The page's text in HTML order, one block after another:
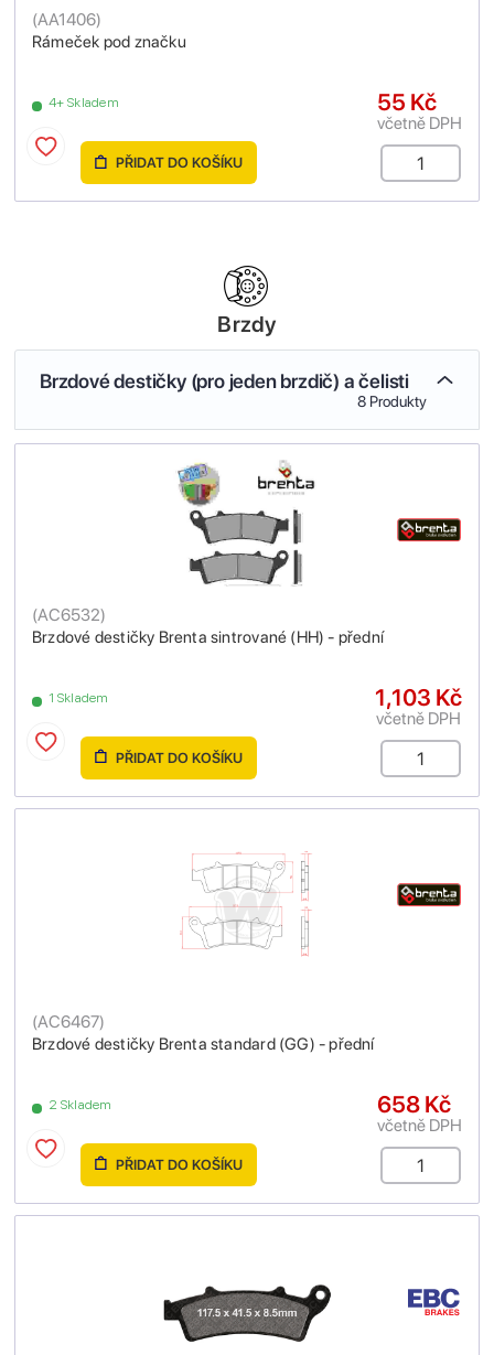
Rámeček pod značku
(AA1406)
4+ Skladem 55 Kč
včetně DPH
PŘIDAT DO KOŠÍKU
Brzdy
Brzdové destičky (pro jeden brzdič) a čelisti
8 Produkty
Brzdové destičky Brenta sintrované (HH) - přední
(AC6532)
1 Skladem 1,103 Kč
včetně DPH
PŘIDAT DO KOŠÍKU
Brzdové destičky Brenta standard (GG) - přední
(AC6467)
2 Skladem 658 Kč
včetně DPH
PŘIDAT DO KOŠÍKU